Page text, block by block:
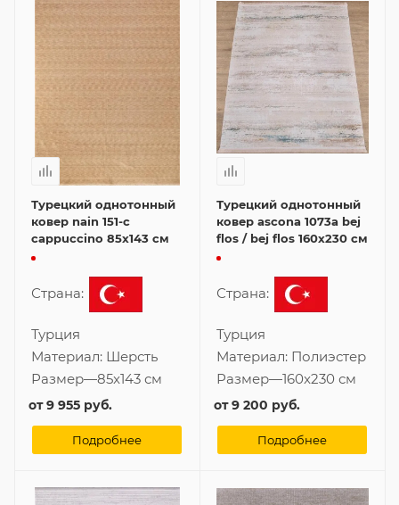
Турецкий однотонный
ковер nain 151-c
cappuccino 85x143 см
Страна:
Турция
Материал: Шерсть
Размер—85x143 см
от9 955 руб.
Подробнее
Турецкий однотонный
ковер ascona 1073a bej
flos / bej flos 160x230 см
Страна:
Турция
Материал: Полиэстер
Размер—160x230 см
от9 200 руб.
Подробнее